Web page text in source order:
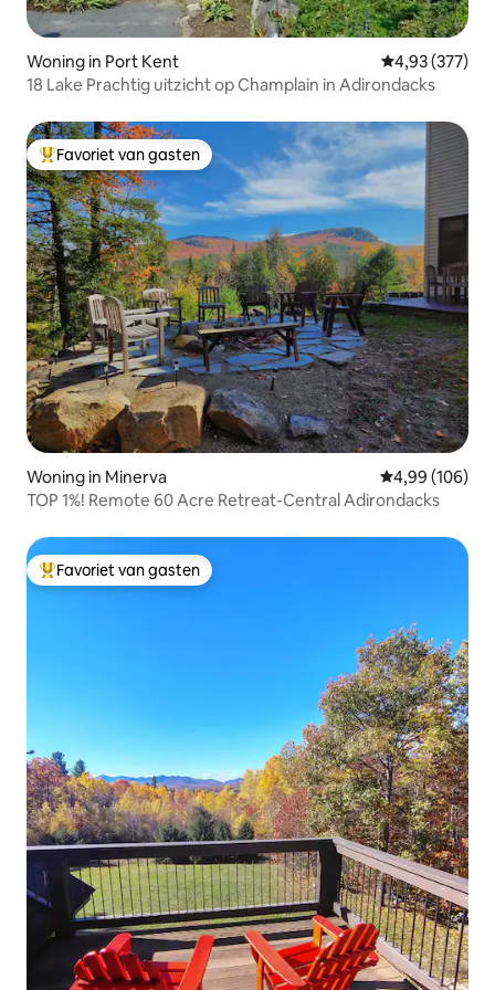
Woning in Port Kent Gemiddelde
4,93 (377)
18 Lake Prachtig uitzicht op Champlain in Adirondacks
Topfavoriet van gasten
Favoriet van gasten
Woning in Minerva Gemiddelde
4,99 (106)
TOP 1%! Remote 60 Acre Retreat-Central Adirondacks
Topfavoriet van gasten
Favoriet van gasten